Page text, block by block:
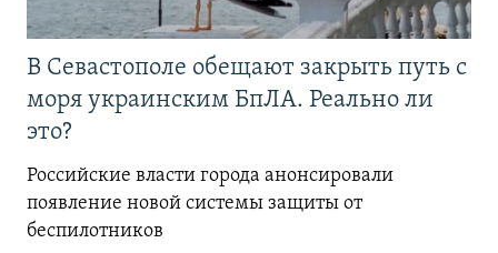
В Севастополе обещают закрыть путь с
моря украинским БпЛА. Реально ли
это?
Российские власти города анонсировали
появление новой системы защиты от
беспилотников